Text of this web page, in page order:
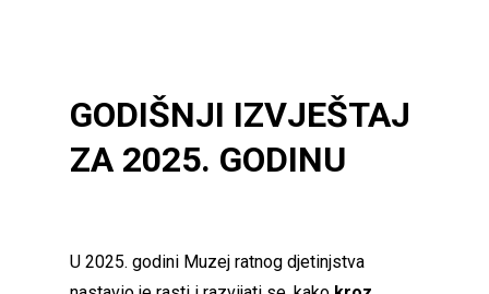
GODIŠNJI IZVJEŠTAJ
ZA 2025. GODINU
U 2025. godini Muzej ratnog djetinjstva